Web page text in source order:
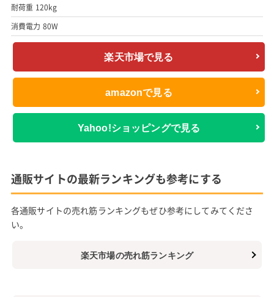
耐荷重 120kg
消費電力 80W
楽天市場で見る
amazonで見る
Yahoo!ショッピングで見る
通販サイトの最新ランキングも参考にする
各通販サイトの売れ筋ランキングもぜひ参考にしてみてくださ
い。
楽天市場の売れ筋ランキング